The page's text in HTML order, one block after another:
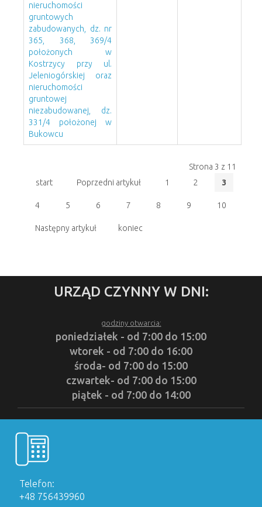
nieruchomości
gruntowych
zabudowanych, dz. nr
365, 368, 369/4
położonych w
Kostrzycy przy ul.
Jeleniogórskiej oraz
nieruchomości
gruntowej
niezabudowanej, dz.
331/4 położonej w
Bukowcu
Strona 3 z 11
start
Poprzedni artykuł 1 2 3
4 5 6 7 8 9 10
Następny artykuł koniec
URZĄD CZYNNY W DNI:
godziny otwarcia:
poniedziałek - od 7:00 do 15:00
wtorek - od 7:00 do 16:00
środa- od 7:00 do 15:00
czwartek- od 7:00 do 15:00
piątek - od 7:00 do 14:00
Telefon:
+48 756439960